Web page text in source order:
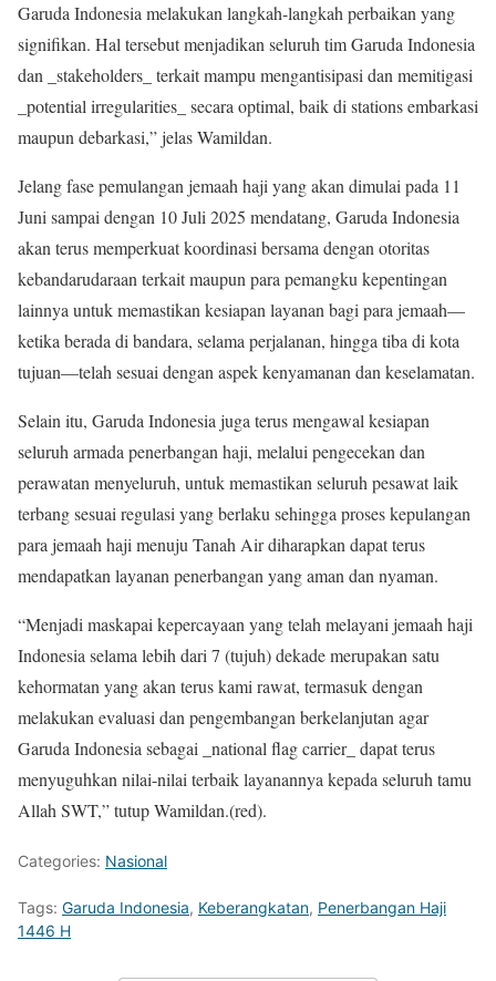
Garuda Indonesia melakukan langkah-langkah perbaikan yang
signifikan. Hal tersebut menjadikan seluruh tim Garuda Indonesia
dan _stakeholders_ terkait mampu mengantisipasi dan memitigasi
_potential irregularities_ secara optimal, baik di stations embarkasi
maupun debarkasi,” jelas Wamildan.
Jelang fase pemulangan jemaah haji yang akan dimulai pada 11
Juni sampai dengan 10 Juli 2025 mendatang, Garuda Indonesia
akan terus memperkuat koordinasi bersama dengan otoritas
kebandarudaraan terkait maupun para pemangku kepentingan
lainnya untuk memastikan kesiapan layanan bagi para jemaah—
ketika berada di bandara, selama perjalanan, hingga tiba di kota
tujuan—telah sesuai dengan aspek kenyamanan dan keselamatan.
Selain itu, Garuda Indonesia juga terus mengawal kesiapan
seluruh armada penerbangan haji, melalui pengecekan dan
perawatan menyeluruh, untuk memastikan seluruh pesawat laik
terbang sesuai regulasi yang berlaku sehingga proses kepulangan
para jemaah haji menuju Tanah Air diharapkan dapat terus
mendapatkan layanan penerbangan yang aman dan nyaman.
“Menjadi maskapai kepercayaan yang telah melayani jemaah haji
Indonesia selama lebih dari 7 (tujuh) dekade merupakan satu
kehormatan yang akan terus kami rawat, termasuk dengan
melakukan evaluasi dan pengembangan berkelanjutan agar
Garuda Indonesia sebagai _national flag carrier_ dapat terus
menyuguhkan nilai-nilai terbaik layanannya kepada seluruh tamu
Allah SWT,” tutup Wamildan.(red).
Categories: Nasional
Tags: Garuda Indonesia, Keberangkatan, Penerbangan Haji
1446 H